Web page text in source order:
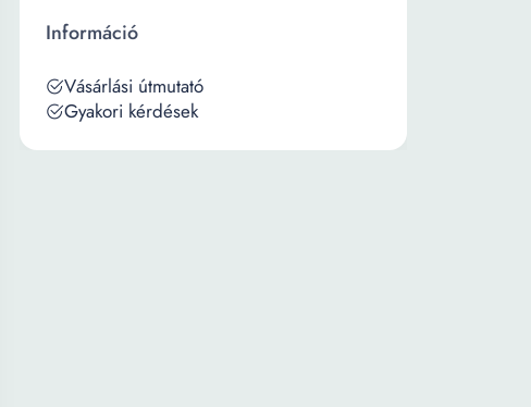
Információ
Vásárlási útmutató
Gyakori kérdések